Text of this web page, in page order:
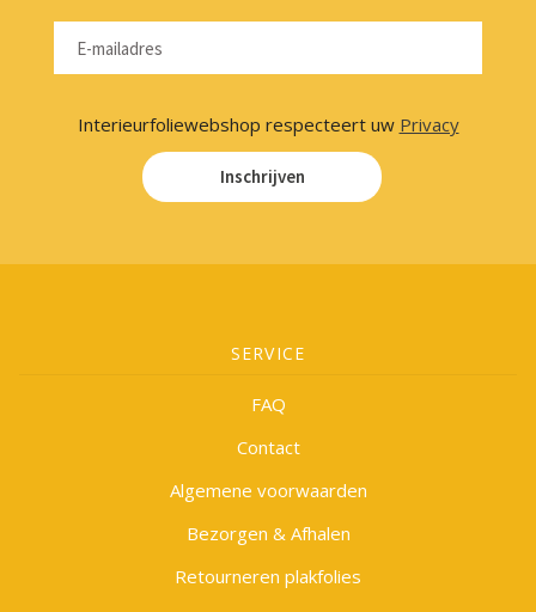
Interieurfoliewebshop respecteert uw Privacy
Inschrijven
SERVICE
FAQ
Contact
Algemene voorwaarden
Bezorgen & Afhalen
Retourneren plakfolies